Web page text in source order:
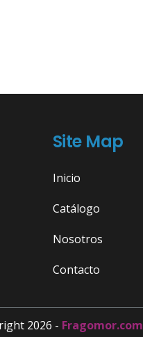
Site Map
Inicio
Catálogo
Nosotros
Contacto
2026 - Fragomor.com